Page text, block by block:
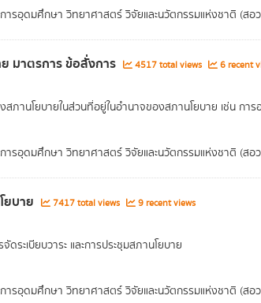
รอุดมศึกษา วิทยาศาสตร์ วิจัยและนวัตกรรมแห่งชาติ (สอ
มาตรการ ข้อสั่งการ 4517 total views 6 recent
ภานโยบายในส่วนที่อยู่ในอำนาจของสภานโยบาย เช่น กา
รอุดมศึกษา วิทยาศาสตร์ วิจัยและนวัตกรรมแห่งชาติ (สอ
ยบาย 7417 total views 9 recent views
ดระเบียบวาระ และการประชุมสภานโยบาย
รอุดมศึกษา วิทยาศาสตร์ วิจัยและนวัตกรรมแห่งชาติ (สอ